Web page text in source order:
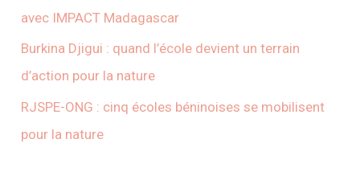
avec IMPACT Madagascar
Burkina Djigui : quand l’école devient un terrain
d’action pour la nature
RJSPE-ONG : cinq écoles béninoises se mobilisent
pour la nature